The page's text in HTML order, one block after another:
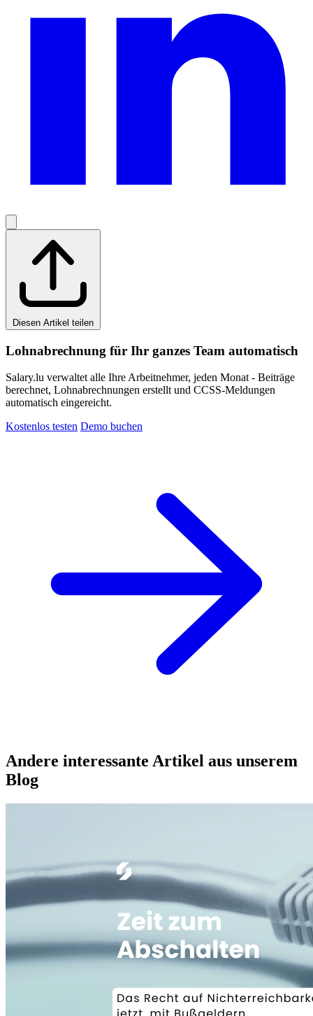
Diesen Artikel teilen
Lohnabrechnung für Ihr ganzes Team automatisch
Salary.lu verwaltet alle Ihre Arbeitnehmer, jeden Monat - Beiträge
berechnet, Lohnabrechnungen erstellt und CCSS-Meldungen
automatisch eingereicht.
Kostenlos testen Demo buchen
Andere interessante Artikel aus unserem
Blog